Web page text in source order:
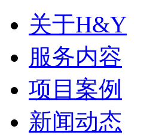
关于H&Y
服务内容
项目案例
新闻动态